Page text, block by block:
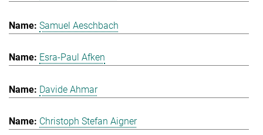
Samuel Aeschbach
Esra-Paul Afken
Davide Ahmar
Christoph Stefan Aigner